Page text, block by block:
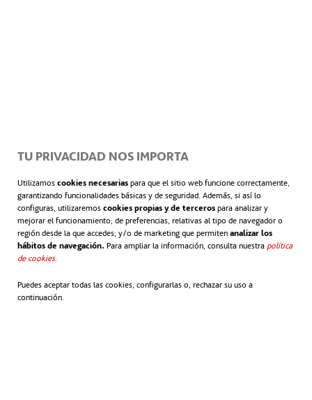
TU PRIVACIDAD NOS IMPORTA
Utilizamos cookies necesarias para que el sitio web funcione correctamente,
garantizando funcionalidades básicas y de seguridad. Además, si así lo
configuras, utilizaremos cookies propias y de terceros para analizar y
mejorar el funcionamiento; de preferencias, relativas al tipo de navegador o
región desde la que accedes; y/o de marketing que permiten analizar los
hábitos de navegación. Para ampliar la información, consulta nuestra política
de cookies.
Puedes aceptar todas las cookies, configurarlas o, rechazar su uso a
continuación.
oportunidades para la optimización de las
operaciones.
Duración
Mayo 2019 – Julio 2022 (39 meses)
Web del proyecto
https://arrowhead.eu/arrowheadtools/